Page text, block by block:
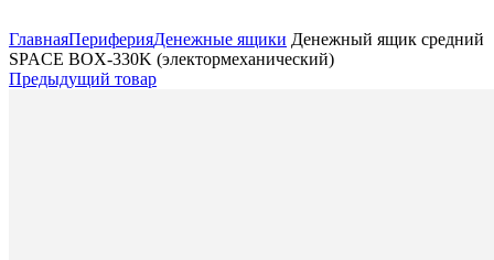
ГлавнаяПериферияДенежные ящики Денежный ящик средний
SPACE BOX-330K (электормеханический)
Предыдущий товар